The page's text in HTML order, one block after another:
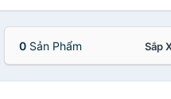
0 Sản Phẩm Sắp